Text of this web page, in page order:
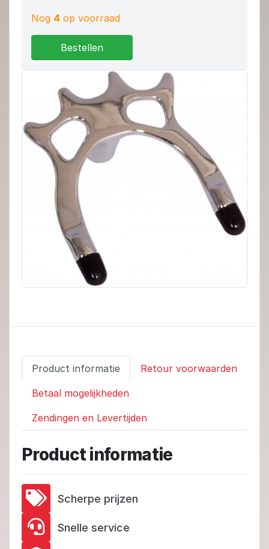
Nog 4 op voorraad
Bestellen
Product informatie Retour voorwaarden
Betaal mogelijkheden
Zendingen en Levertijden
Product informatie
Scherpe prijzen
Snelle service